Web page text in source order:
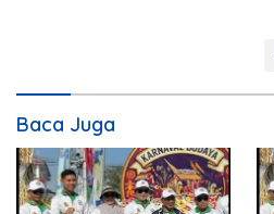
Baca Juga